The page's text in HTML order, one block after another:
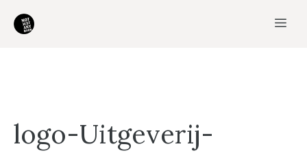
naar
logo-Uitgeverij-